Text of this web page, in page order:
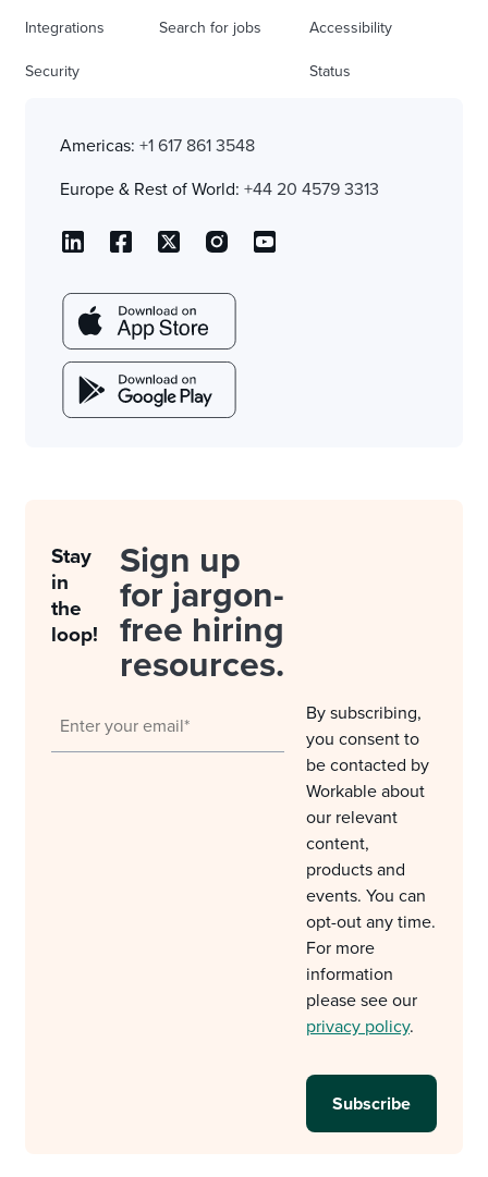
Integrations
Security
Search for jobs Accessibility
Status
Americas: +1 617 861 3548
Europe & Rest of World: +44 20 4579 3313
Stay
in
the
loop!
Sign up
for jargon-
free hiring
resources.
By subscribing,
you consent to
be contacted by
Workable about
our relevant
content,
products and
events. You can
opt-out any time.
For more
information
please see our
privacy policy.